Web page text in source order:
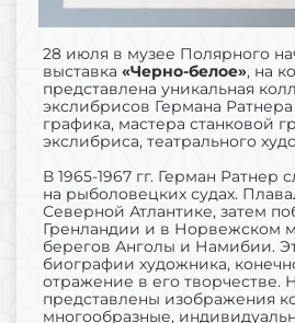
28 июля в музее Полярного
выставка «Черно-белое», на
представлена уникальная
экслибрисов Германа Ратнера
графика, мастера станковой
экслибриса, театрального
В 1965-1967 гг. Герман Ратнер
на рыболовецких судах.
Северной Атлантике, затем
Гренландии и в Норвежском
берегов Анголы и Намибии.
биографии художника,
отражение в его творчестве.
представлены изображения
многообразные,